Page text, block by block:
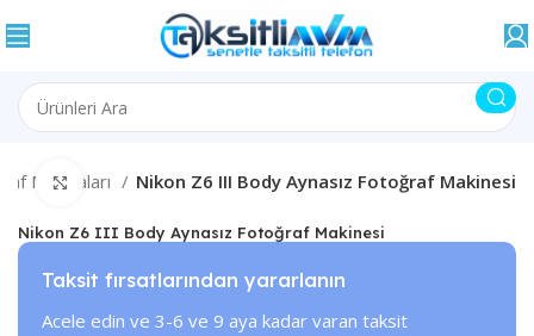
Makinaları Nikon Z6 III Body Aynasız Fotoğraf Makinesi
Büyütmek için tıklayın
Nikon Z6 III Body Aynasız Fotoğraf Makinesi
Taksit fırsatlarından yararlanın
Acele edin ve 3-6 ve 9 aya kadar varan taksit